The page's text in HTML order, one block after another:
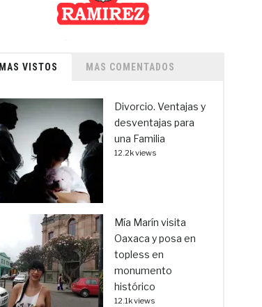
MAS VISTOS MAS COMENTADOS
Divorcio. Ventajas y
desventajas para
una Familia
12.2k views
Mía Marín visita
Oaxaca y posa en
topless en
monumento
histórico
12.1k views